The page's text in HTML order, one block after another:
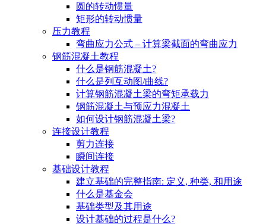
圆的转动惯量
矩形的转动惯量
压力教程
弯曲应力公式 – 计算梁截面的弯曲应力
钢筋混凝土教程
什么是钢筋混凝土?
什么是列互动图/曲线?
计算钢筋混凝土梁的弯矩承载力
钢筋混凝土与预应力混凝土
如何设计钢筋混凝土梁?
连接设计教程
剪力连接
瞬间连接
基础设计教程
建立基础的完整指南: 定义, 种类, 和用途
什么是基金会
基础类型及其用途
设计基础的过程是什么?